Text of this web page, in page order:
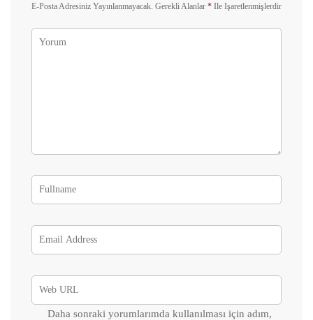
E-Posta Adresiniz Yayınlanmayacak. Gerekli Alanlar * Ile Işaretlenmişlerdir
Daha sonraki yorumlarımda kullanılması için adım,